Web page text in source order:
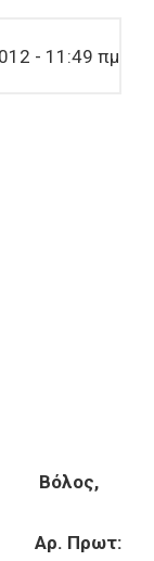
- 11:49 πμ